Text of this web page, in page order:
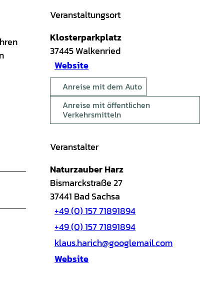
Veranstaltungsort
Klosterparkplatz
37445Walkenried
Website
Anreise mit dem Auto
Anreise mit öffentlichen
Verkehrsmitteln
Veranstalter
Naturzauber Harz
Bismarckstraße 27
37441 Bad Sachsa
+49 (0) 157 71891894
+49 (0) 157 71891894
klaus.harich@googlemail.com
Website